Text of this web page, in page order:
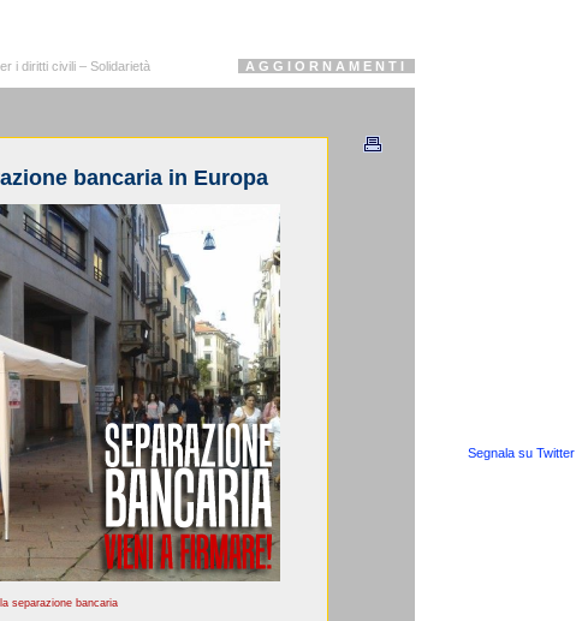
i diritti civili – Solidarietà A G G I O R N A M E N T I
bancaria in Europa
Segnala su Twitter
separazione bancaria